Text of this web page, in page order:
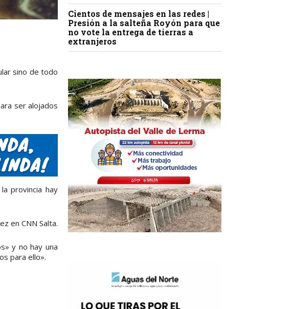
sino de todo
ser alojados
provincia hay
en CNN Salta.
y no hay una
para ello».
Cientos de mensajes en las redes |
Presión a la salteña Royón para que
no vote la entrega de tierras a
extranjeros